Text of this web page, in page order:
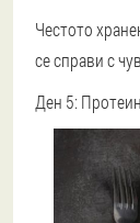
Честото
се справи с
Ден 5: Протеин